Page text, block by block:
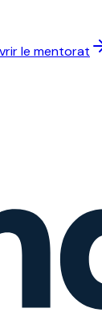
le mentorat